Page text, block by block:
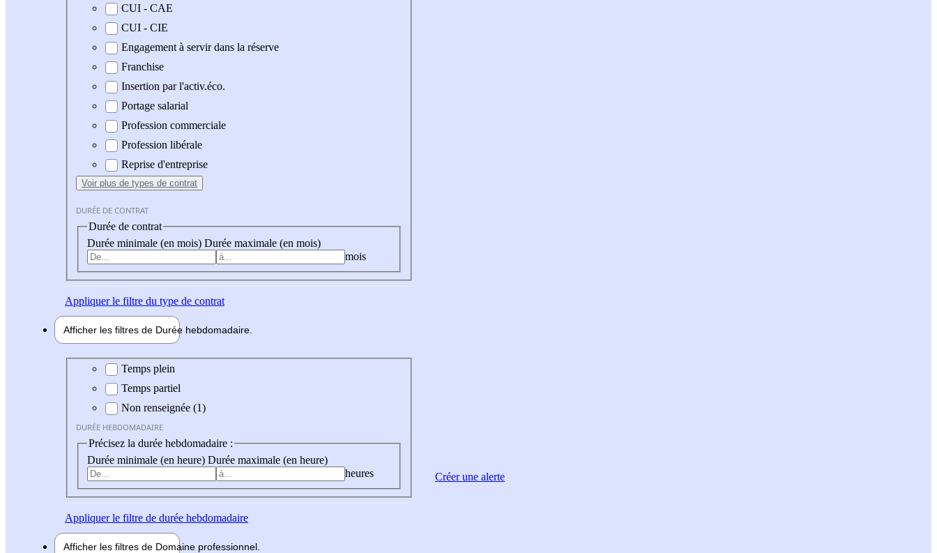
CUI - CAE
CUI - CIE
Engagement à servir dans la réserve
Franchise
Insertion par l'activ.éco.
Portage salarial
Profession commerciale
Profession libérale
Reprise d'entreprise
Voir plus de types de contrat
DURÉE DE CONTRAT
Durée de contrat
Durée minimale (en mois) Durée maximale (en mois)
mois
Appliquerle filtre du type de contrat
Afficher les filtres de Durée hebdomadaire
Durée hebdomadaire
Temps plein
Temps partiel
Non renseignée (1)
DURÉE HEBDOMADAIRE
Précisez la durée hebdomadaire :
Durée minimale (en heure) Durée maximale (en heure)
heures
Appliquerle filtre de durée hebdomadaire
Afficher les filtres de Domaine professionnel
Créer une alerte